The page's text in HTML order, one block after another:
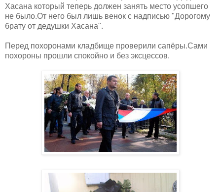
Хасана который теперь должен занять место усопшего
не было.От него был лишь венок с надписью "Дорогому
брату от дедушки Хасана".
Перед похоронами кладбище проверили сапёры.Сами
похороны прошли спокойно и без эксцессов.